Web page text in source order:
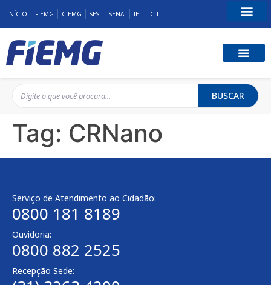
INÍCIO FIEMG CIEMG SESI SENAI IEL CIT
BUSCAR
Tag: CRNano
Serviço de Atendimento ao Cidadão:
0800 181 8189
Ouvidoria:
0800 882 2525
Recepção Sede: